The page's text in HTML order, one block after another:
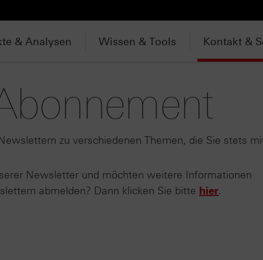
& Analysen Wissen & Tools Kontakt &
zu verschiedenen Themen, die Sie stets
Newsletter und möchten weitere Informationen
abmelden? Dann klicken Sie bitte hier.